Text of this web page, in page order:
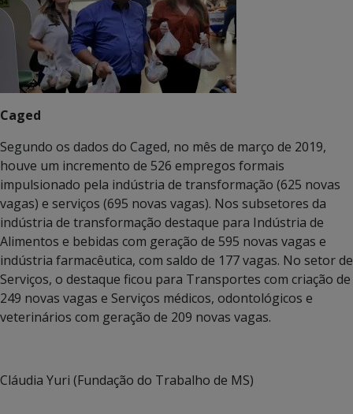
Caged
Segundo os dados do Caged, no mês de março de 2019,
houve um incremento de 526 empregos formais
impulsionado pela indústria de transformação (625 novas
vagas) e serviços (695 novas vagas). Nos subsetores da
indústria de transformação destaque para Indústria de
Alimentos e bebidas com geração de 595 novas vagas e
indústria farmacêutica, com saldo de 177 vagas. No setor de
Serviços, o destaque ficou para Transportes com criação de
249 novas vagas e Serviços médicos, odontológicos e
veterinários com geração de 209 novas vagas.
Cláudia Yuri (Fundação do Trabalho de MS)